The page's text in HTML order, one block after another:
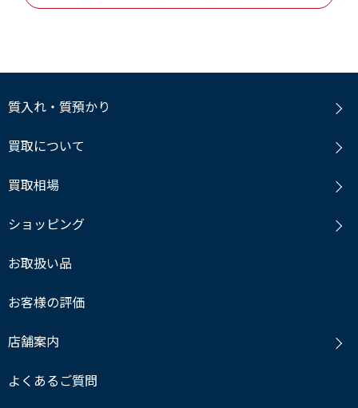
質入れ・質預かり
買取について
買取相場
ショッピング
お取扱い品
お客様の評価
店舗案内
よくあるご質問